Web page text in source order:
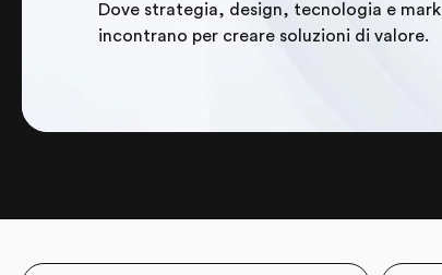
Dove strategia, design, tecnologia e
incontrano per creare soluzioni di valore.